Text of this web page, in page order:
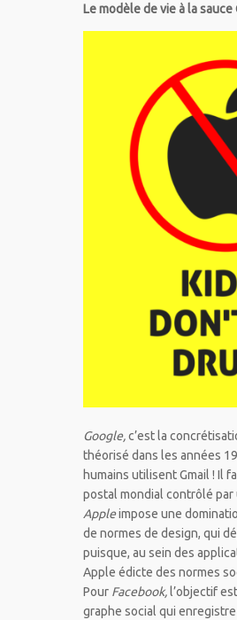
Le modèle de vie à la sauce
Google,c’est la
théorisé dans les années
humains utilisent Gmail ! Il
postal mondial contrôlé
Appleimpose une
de normes de design, qui
puisque, au sein des
Apple édicte des normes
Pour Facebook,l’objectif
graphe social qui